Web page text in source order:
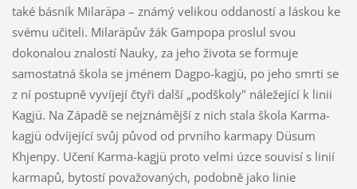
také básník Milaräpa – známý velikou oddaností a láskou ke
svému učiteli. Milaräpův žák Gampopa proslul svou
dokonalou znalostí Nauky, za jeho života se formuje
samostatná škola se jménem Dagpo-kagjü, po jeho smrti se
z ní postupně vyvíjejí čtyři další „podškoly" náležející k linii
Kagjü. Na Západě se nejznámější z nich stala škola Karma-
kagjü odvíjející svůj původ od prvního karmapy Düsum
Khjenpy. Učení Karma-kagjü proto velmi úzce souvisí s linií
karmapů, bytostí považovaných, podobně jako linie